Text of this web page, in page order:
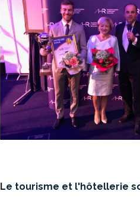
Le tourisme et l'hôtellerie